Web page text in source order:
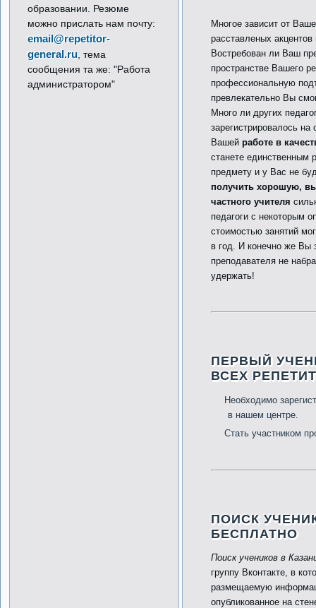
образовании. Резюме
можно прислать нам почту:
email@repetitor-
general.ru , тема
сообщения та же: "Работа
администратором"
Многое зависит от
расставленых акцентов
Востребован ли Ваш
пространстве Вашего
профессиональную
превлекательно Вы
Много ли других
зарегистрировалось
Вашей работе в
станете единственным
предмету и у Вас не
получить хорошую,
частного учителя
педагоги с некоторым
стоимостью занятий
в год. И конечно же Вы
преподавателя не
удержать!
ПЕРВЫЙ
ВСЕХ
Необходимо
в нашем центре.
Стать участником
ПОИСК
БЕСПЛАТНО
Поиск учеников в
группу Вконтакте, в
размещаемую
опубликованное на